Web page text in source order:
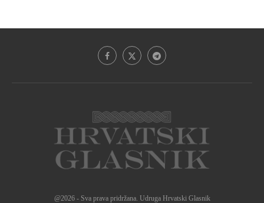
@2026 - Sva prava pridržana. Udruga Hrvatski Glasnik